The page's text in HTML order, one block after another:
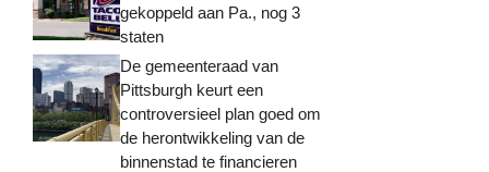
gekoppeld aan Pa., nog 3
staten
De gemeenteraad van
Pittsburgh keurt een
controversieel plan goed om
de herontwikkeling van de
binnenstad te financieren